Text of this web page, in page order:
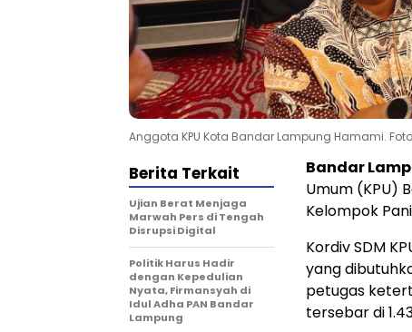
Anggota KPU Kota Bandar Lampung Hamami.
Bandar
Umum (KPU)
Kelompok
Kordiv SDM
yang
petugas
tersebar di
Berita Terkait
Ujian Berat Menjaga
Marwah Pers di Tengah
Disrupsi Digital
Politik Harus Hadir
dengan Kepedulian
Nyata, Firmansyah di
Idul Adha PAN Bandar
Lampung